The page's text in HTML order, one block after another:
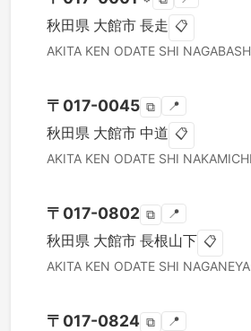
秋田県 大館市 長走 📋
AKITA KEN ODATE SHI
〒 017-0045 ⧉ 📍
秋田県 大館市 中道 📋
AKITA KEN ODATE SHI NAKAMICHI
〒 017-0802 ⧉ 📍
秋田県 大館市 長根山下 📋
AKITA KEN ODATE SHI
〒 017-0824 ⧉ 📍